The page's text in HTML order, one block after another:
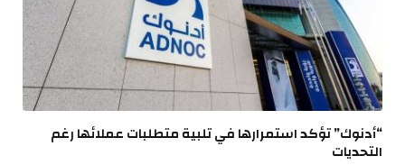
“أدنوك” تؤكد استمرارها في تلبية متطلبات عملائها رغم
التحديات